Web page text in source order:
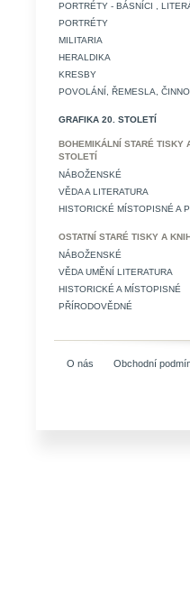
PORTRÉTY - BÁSNÍCI ,
PORTRÉTY
MILITARIA
HERALDIKA
KRESBY
POVOLÁNÍ, ŘEMESLA,
GRAFIKA 20. STOLETÍ
BOHEMIKÁLNÍ STARÉ TISKY
STOLETÍ
NÁBOŽENSKÉ
VĚDA A LITERATURA
HISTORICKÉ MÍSTOPISNÉ A
OSTATNÍ STARÉ TISKY A
NÁBOŽENSKÉ
VĚDA UMĚNÍ LITERATURA
HISTORICKÉ A MÍSTOPISNÉ
PŘÍRODOVĚDNÉ
O nás Obchodní